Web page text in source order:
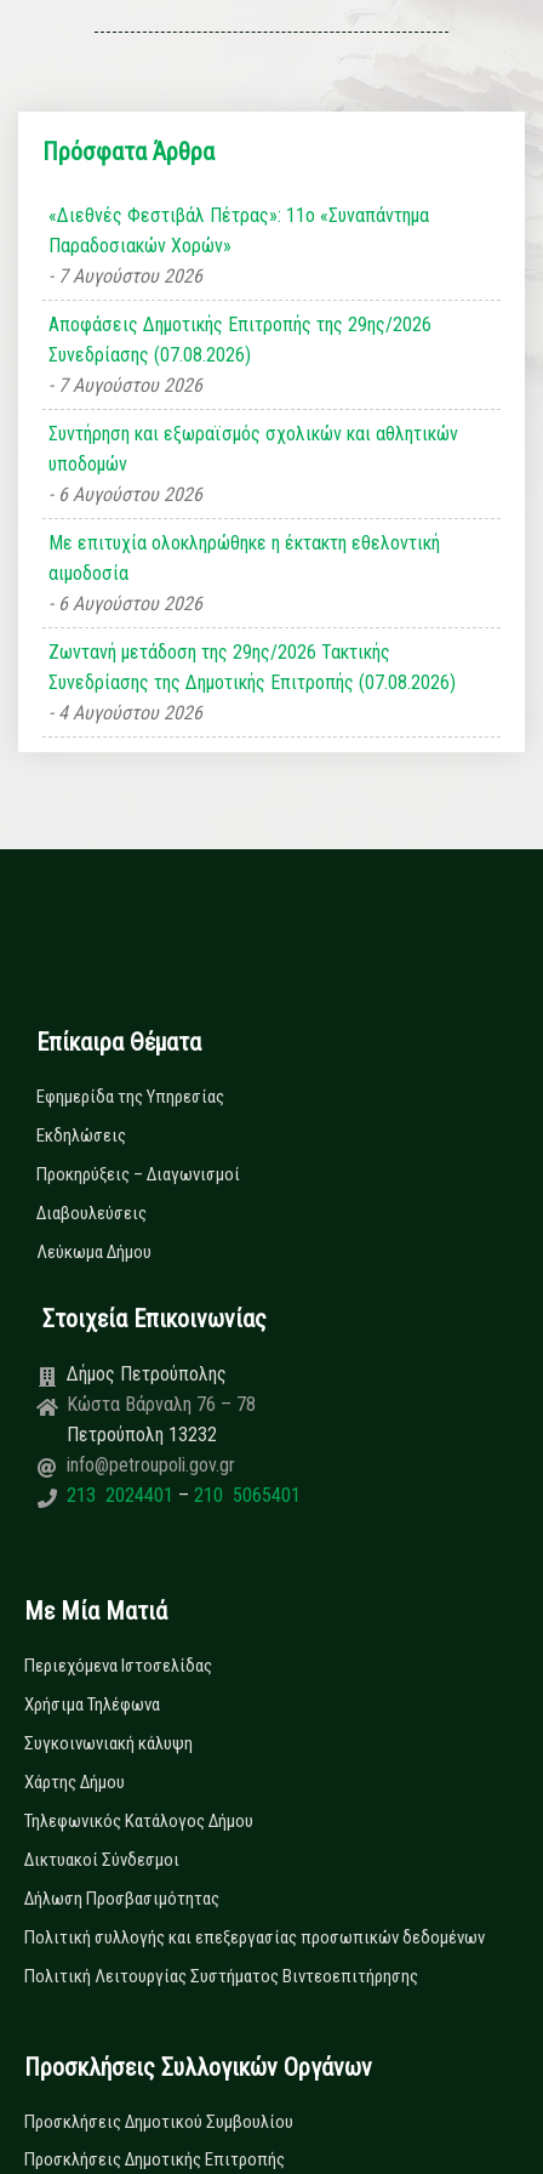
Πρόσφατα Άρθρα
«Διεθνές Φεστιβάλ Πέτρας»: 11ο «Συναπάντημα
Παραδοσιακών Χορών»
7 Αυγούστου 2026
Αποφάσεις Δημοτικής Επιτροπής της 29ης/2026
Συνεδρίασης (07.08.2026)
7 Αυγούστου 2026
Συντήρηση και εξωραϊσμός σχολικών και αθλητικών
υποδομών
6 Αυγούστου 2026
Με επιτυχία ολοκληρώθηκε η έκτακτη εθελοντική
αιμοδοσία
6 Αυγούστου 2026
Ζωντανή μετάδοση της 29ης/2026 Τακτικής
Συνεδρίασης της Δημοτικής Επιτροπής (07.08.2026)
4 Αυγούστου 2026
Επίκαιρα Θέματα
Εφημερίδα της Υπηρεσίας
Εκδηλώσεις
Προκηρύξεις – Διαγωνισμοί
Διαβουλεύσεις
Λεύκωμα Δήμου
Στοιχεία Επικοινωνίας
Δήμος Πετρούπολης
Κώστα Βάρναλη 76 – 78
Πετρούπολη 13232
info@petroupoli.gov.gr
213 2024401 – 210 5065401
Με Μία Ματιά
Περιεχόμενα Ιστοσελίδας
Χρήσιμα Τηλέφωνα
Συγκοινωνιακή κάλυψη
Χάρτης Δήμου
Τηλεφωνικός Κατάλογος Δήμου
Δικτυακοί Σύνδεσμοι
Δήλωση Προσβασιμότητας
Πολιτική συλλογής και επεξεργασίας προσωπικών δεδομένων
Πολιτική Λειτουργίας Συστήματος Βιντεοεπιτήρησης
Προσκλήσεις Συλλογικών Οργάνων
Προσκλήσεις Δημοτικού Συμβουλίου
Προσκλήσεις Δημοτικής Επιτροπής